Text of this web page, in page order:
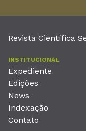
Revista Científica
INSTITUCIONAL
Expediente
Edições
News
Indexação
Contato